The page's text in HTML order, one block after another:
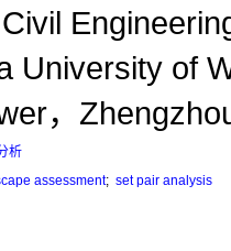
University of
，
析
assessment; set pair analysis